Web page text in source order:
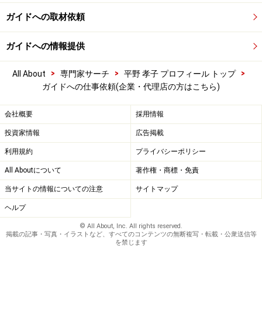
ガイドへの取材依頼
ガイドへの情報提供
All About > 専門家サーチ > 平野 孝子 プロフィール トップ
>
ガイドへの仕事依頼(企業・代理店の方はこちら)
会社概要 採用情報
投資家情報 広告掲載
利用規約 プライバシーポリシー
All Aboutについて 著作権・商標・免責
当サイトの情報についての注意 サイトマップ
ヘルプ
© All About, Inc. All rights reserved.
掲載の記事・写真・イラストなど、すべてのコンテンツの無断複写・転載・公衆送信等
を禁じます